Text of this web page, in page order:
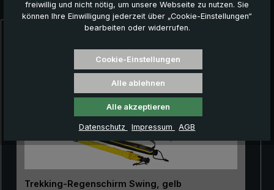
Trekking-Regenschirm Swing, gelb
freiwillig und nicht nötig, um unsere Webseite zu nutzen. Sie
können Ihre Einwilligung jederzeit über „Cookie-Einstellungen“
bearbeiten oder widerrufen.
Cookie-Einstellungen
Alle ablehnen
Alle akzeptieren
Datenschutz Impressum AGB